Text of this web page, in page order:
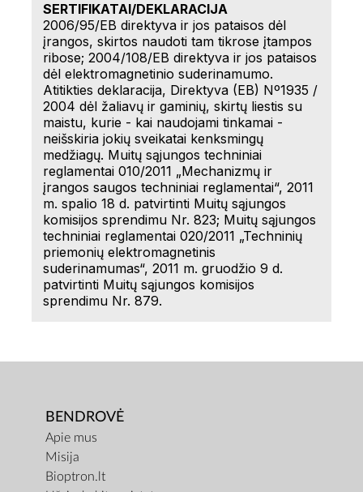
SERTIFIKATAI/DEKLARACIJA
2006/95/EB direktyva ir jos pataisos dėl
įrangos, skirtos naudoti tam tikrose įtampos
ribose; 2004/108/EB direktyva ir jos pataisos
dėl elektromagnetinio suderinamumo.
Atitikties deklaracija, Direktyva (EB) Nº1935 /
2004 dėl žaliavų ir gaminių, skirtų liestis su
maistu, kurie - kai naudojami tinkamai -
neišskiria jokių sveikatai kenksmingų
medžiagų. Muitų sąjungos techniniai
reglamentai 010/2011 „Mechanizmų ir
įrangos saugos techniniai reglamentai“, 2011
m. spalio 18 d. patvirtinti Muitų sąjungos
komisijos sprendimu Nr. 823; Muitų sąjungos
techniniai reglamentai 020/2011 „Techninių
priemonių elektromagnetinis
suderinamumas“, 2011 m. gruodžio 9 d.
patvirtinti Muitų sąjungos komisijos
sprendimu Nr. 879.
BENDROVĖ
Apie mus
Misija
Bioptron.lt